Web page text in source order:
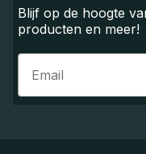
Blijf op de hoogte
producten en meer!
Email